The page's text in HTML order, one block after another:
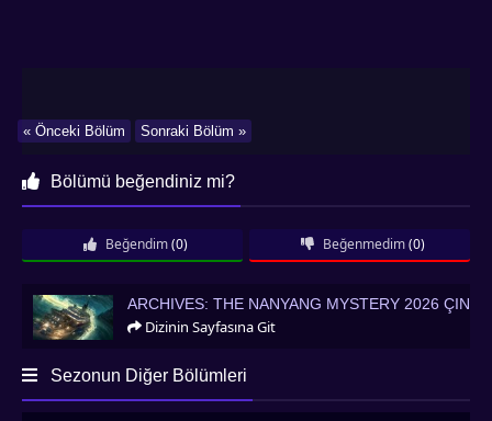
Sonraki Bölüm »
« Önceki Bölüm
Bölümü beğendiniz mi?
Beğendim (0) Beğenmedim (0)
Archives: The Nanyang Mystery 2026 Çin
ARCHIVES: THE NANYANG MYSTERY 2026 ÇIN
Dizinin Sayfasına Git
Sezonun Diğer Bölümleri